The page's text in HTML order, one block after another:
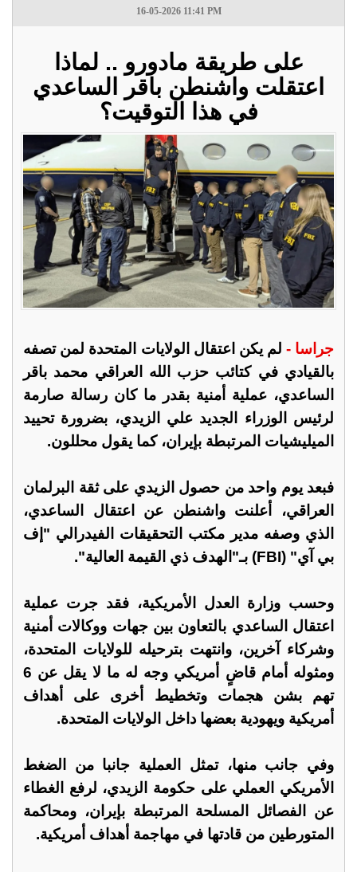
16-05-2026 11:41 PM
على طريقة مادورو .. لماذا
اعتقلت واشنطن باقر الساعدي
في هذا التوقيت؟
جراسا - لم يكن اعتقال الولايات المتحدة لمن تصفه
بالقيادي في كتائب حزب الله العراقي محمد باقر
الساعدي، عملية أمنية بقدر ما كان رسالة صارمة
لرئيس الوزراء الجديد علي الزيدي، بضرورة تحييد
الميليشيات المرتبطة بإيران، كما يقول محللون.
فبعد يوم واحد من حصول الزيدي على ثقة البرلمان
العراقي، أعلنت واشنطن عن اعتقال الساعدي،
الذي وصفه مدير مكتب التحقيقات الفيدرالي "إف
بي آي" (FBI) بـ"الهدف ذي القيمة العالية".
وحسب وزارة العدل الأمريكية، فقد جرت عملية
اعتقال الساعدي بالتعاون بين جهات ووكالات أمنية
وشركاء آخرين، وانتهت بترحيله للولايات المتحدة،
ومثوله أمام قاضٍ أمريكي وجه له ما لا يقل عن 6
تهم بشن هجمات وتخطيط أخرى على أهداف
أمريكية ويهودية بعضها داخل الولايات المتحدة.
وفي جانب منها، تمثل العملية جانبا من الضغط
الأمريكي العملي على حكومة الزيدي، لرفع الغطاء
عن الفصائل المسلحة المرتبطة بإيران، ومحاكمة
المتورطين من قادتها في مهاجمة أهداف أمريكية.